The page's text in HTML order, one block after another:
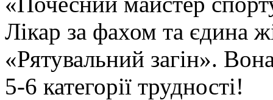
Лікар за фахом та єдина
«Рятувальний загін».
5-6 категорії трудності!